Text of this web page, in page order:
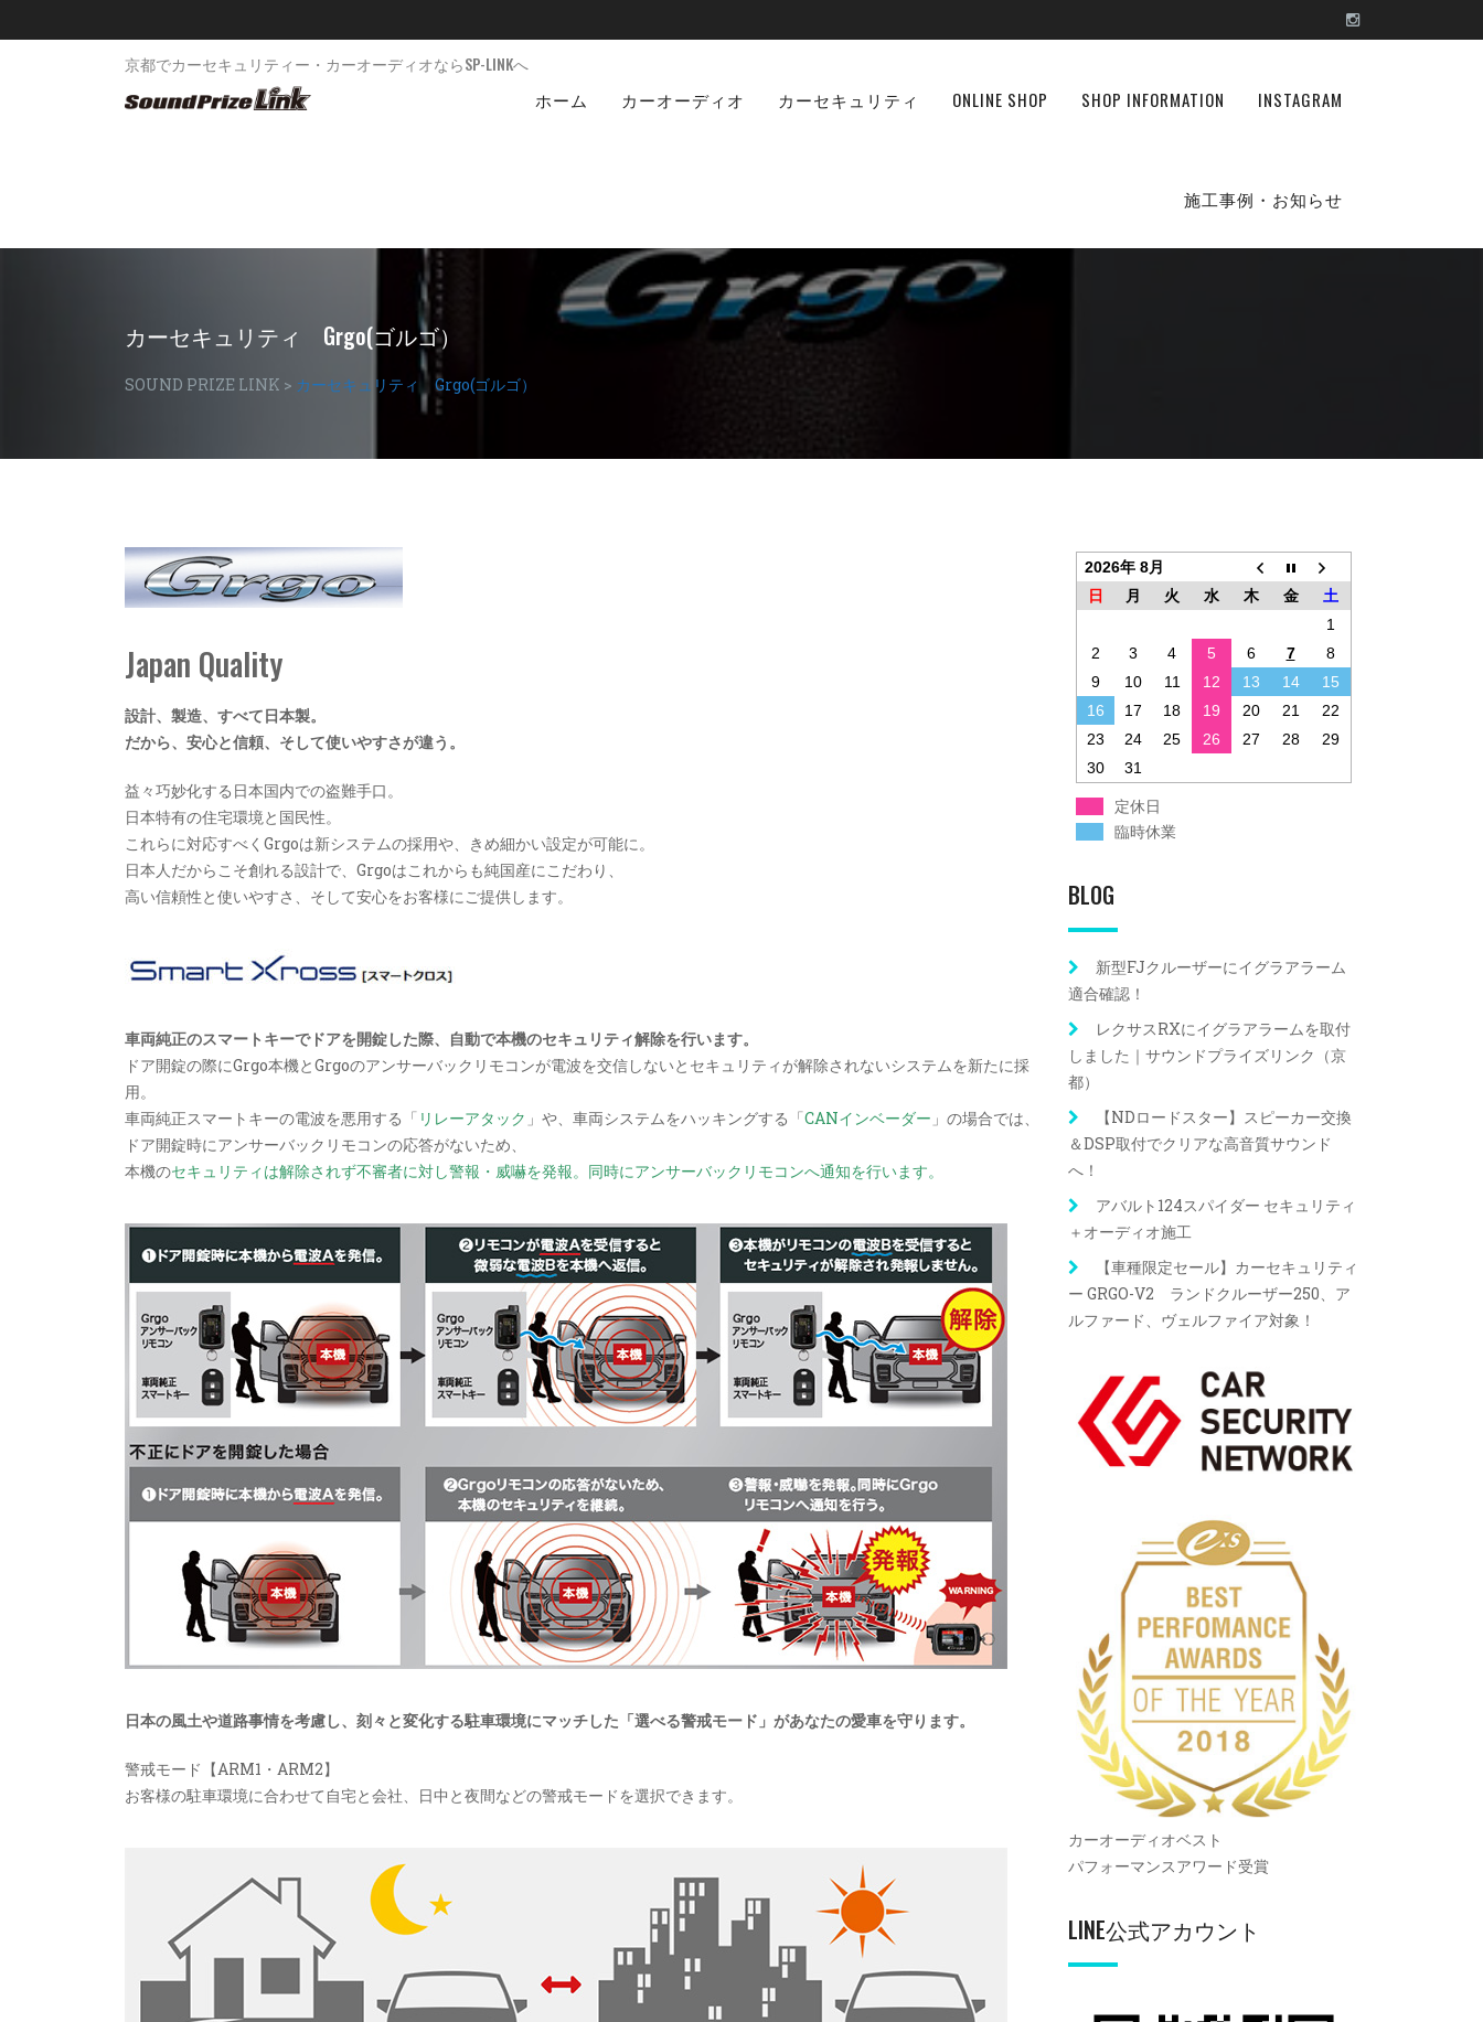
京都でカーセキュリティー・カーオーディオならSP-LINKへ
ホーム カーオーディオ カーセキュリティ ONLINE SHOP SHOP INFORMATION INSTAGRAM
施工事例・お知らせ
カーセキュリティ Grgo(ゴルゴ）
SOUND PRIZE LINK > カーセキュリティ Grgo(ゴルゴ）
Japan Quality
設計、製造、すべて日本製。
だから、安心と信頼、そして使いやすさが違う。
益々巧妙化する日本国内での盗難手口。
日本特有の住宅環境と国民性。
これらに対応すべくGrgoは新システムの採用や、きめ細かい設定が可能に。
日本人だからこそ創れる設計で、Grgoはこれからも純国産にこだわり、
高い信頼性と使いやすさ、そして安心をお客様にご提供します。
車両純正のスマートキーでドアを開錠した際、自動で本機のセキュリティ解除を行います。
ドア開錠の際にGrgo本機とGrgoのアンサーバックリモコンが電波を交信しないとセキュリティが解除されないシステムを新たに採
用。
車両純正スマートキーの電波を悪用する「 リレーアタック 」や、車両システムをハッキングする「CANインベーダー 」の場合では、
ドア開錠時にアンサーバックリモコンの応答がないため、
本機のセキュリティは解除されず不審者に対し警報・威嚇を発報。同時にアンサーバックリモコンへ通知を行います。
日本の風土や道路事情を考慮し、刻々と変化する駐車環境にマッチした「選べる警戒モード」があなたの愛車を守ります。
警戒モード【ARM1・ARM2】
お客様の駐車環境に合わせて自宅と会社、日中と夜間などの警戒モードを選択できます。
2026年 8月
日
月 火 水 木 金
土
1
2
3 4 5 6 7
8
9
10 11 12 13 14
15
16
17 18 19 20 21
22
23
24 25 26 27 28
29
30
31
定休日
臨時休業
BLOG
新型FJクルーザーにイグラアラーム
適合確認！
レクサスRXにイグラアラームを取付
しました｜サウンドプライズリンク（京
都）
【NDロードスター】スピーカー交換
＆DSP取付でクリアな高音質サウンド
へ！
アバルト124スパイダー セキュリティ
＋オーディオ施工
【車種限定セール】カーセキュリティ
ー GRGO-V2 ランドクルーザー250、ア
ルファード、ヴェルファイア対象！
カーオーディオベスト
パフォーマンスアワード受賞
LINE公式アカウント